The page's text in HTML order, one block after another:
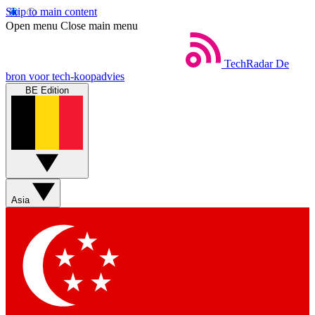
Skip to main content
Open menu Close main menu
TechRadar De
bron voor tech-koopadvies
BE Edition
Asia